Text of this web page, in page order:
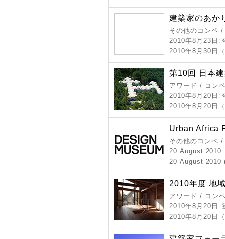
建築家のあか
その他のコンペ
2010年8月23日 :
2010年8月30日
第10回 日本
アワード / コン
2010年8月20日 :
2010年8月20日
Urban Africa
その他のコンペ
20 August 2010:
20 August 2010
2010年度 地
アワード / コン
2010年8月20日 :
2010年8月20日